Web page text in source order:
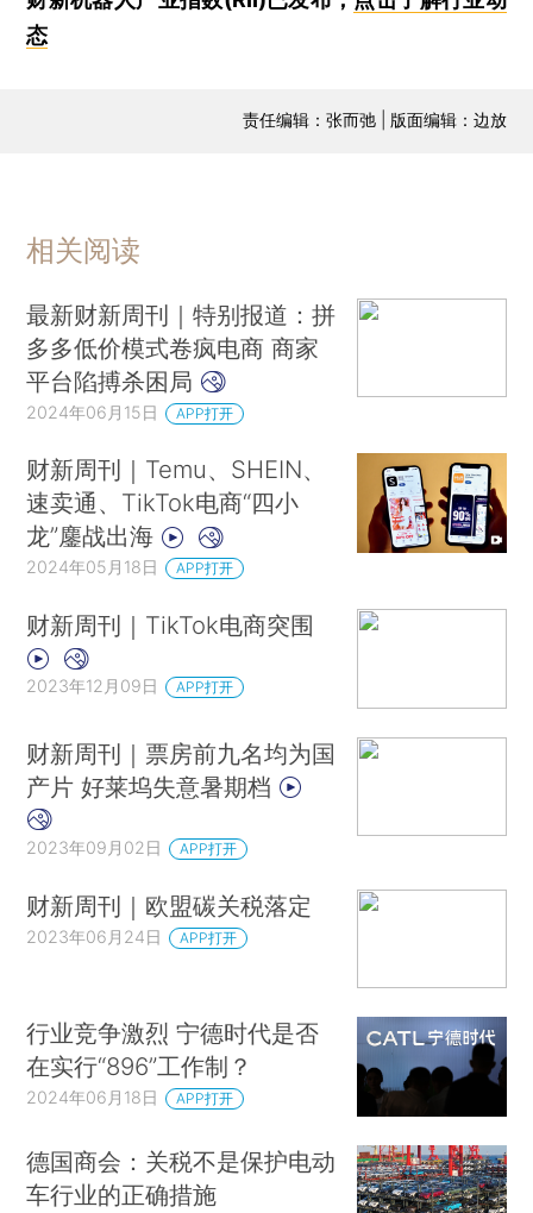
态
责任编辑：张而弛 | 版面编辑：边放
相关阅读
最新财新周刊｜特别报道：拼
多多低价模式卷疯电商 商家
平台陷搏杀困局
2024年06月15日 APP打开
财新周刊｜Temu、SHEIN、
速卖通、TikTok电商“四小
龙”鏖战出海
2024年05月18日 APP打开
财新周刊｜TikTok电商突围
2023年12月09日 APP打开
财新周刊｜票房前九名均为国
产片 好莱坞失意暑期档
2023年09月02日 APP打开
财新周刊｜欧盟碳关税落定
2023年06月24日 APP打开
行业竞争激烈 宁德时代是否
在实行“896”工作制？
2024年06月18日 APP打开
德国商会：关税不是保护电动
车行业的正确措施